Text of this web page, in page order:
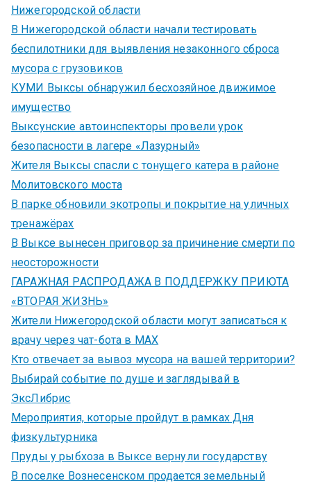
Нижегородской области
В Нижегородской области начали тестировать
беспилотники для выявления незаконного сброса
мусора с грузовиков
КУМИ Выксы обнаружил бесхозяйное движимое
имущество
Выксунские автоинспекторы провели урок
безопасности в лагере «Лазурный»
Жителя Выксы спасли с тонущего катера в районе
Молитовского моста
В парке обновили экотропы и покрытие на уличных
тренажёрах
В Выксе вынесен приговор за причинение смерти по
неосторожности
ГАРАЖНАЯ РАСПРОДАЖА В ПОДДЕРЖКУ ПРИЮТА
«ВТОРАЯ ЖИЗНЬ»
Жители Нижегородской области могут записаться к
врачу через чат-бота в MAX
Кто отвечает за вывоз мусора на вашей территории?
Выбирай событие по душе и заглядывай в
ЭксЛибрис
Мероприятия, которые пройдут в рамках Дня
физкультурника
Пруды у рыбхоза в Выксе вернули государству
В поселке Вознесенском продается земельный